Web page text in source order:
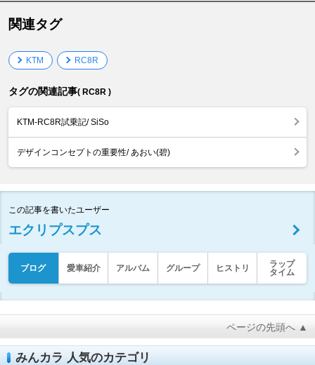
関連タグ
KTM RC8R
タグの関連記事( RC8R )
KTM-RC8R試乗記/ SiSo
デザインコンセプトの重要性/ あおい(碧)
この記事を書いたユーザー
エクリプスプス
ブログ 愛車紹介 アルバム グループ ヒストリ
ラップ
タイム
ページの先頭へ ▲
みんカラ 人気のカテゴリ